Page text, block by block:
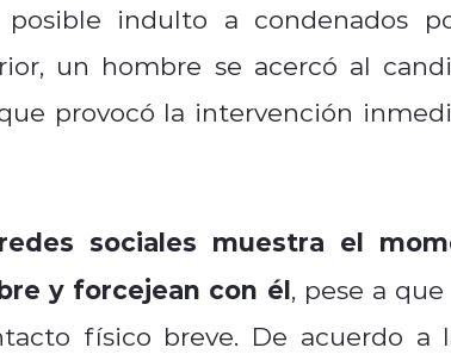
indulto a condenados
un hombre se acercó al
provocó la intervención
sociales muestra el
y forcejean con él, pese a
físico breve. De acuerdo a